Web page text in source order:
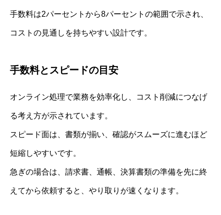
手数料は2パーセントから8パーセントの範囲で示され、
コストの見通しを持ちやすい設計です。
手数料とスピードの目安
オンライン処理で業務を効率化し、コスト削減につなげ
る考え方が示されています。
スピード面は、書類が揃い、確認がスムーズに進むほど
短縮しやすいです。
急ぎの場合は、請求書、通帳、決算書類の準備を先に終
えてから依頼すると、やり取りが速くなります。